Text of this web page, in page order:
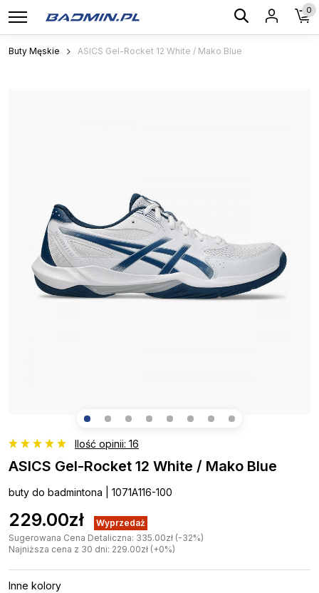
0
Buty Męskie ASICS Gel-Rocket 12 White / Mako Blue
Ilość opinii: 16
ASICS Gel-Rocket 12 White / Mako Blue
buty do badmintona | 1071A116-100
229.00zł
Wyprzedaż
Sugerowana Cena Detaliczna: 335.00zł (-32%)
Najniższa cena z 30 dni: 229.00zł (+0%)
Inne kolory